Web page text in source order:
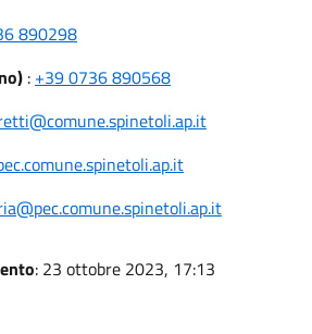
890298
: +39 0736 890568
: 23 ottobre 2023, 17:13